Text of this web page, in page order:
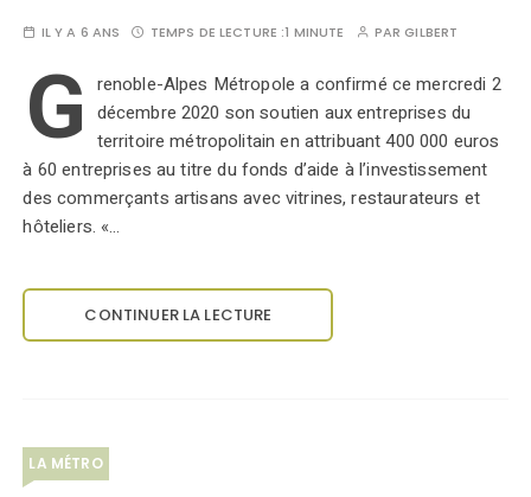
IL Y A 6 ANS TEMPS DE LECTURE :1 MINUTE PARGILBERT
G renoble-Alpes Métropole a confirmé ce mercredi 2
décembre 2020 son soutien aux entreprises du
territoire métropolitain en attribuant 400 000 euros
à 60 entreprises au titre du fonds d’aide à l’investissement
des commerçants artisans avec vitrines, restaurateurs et
hôteliers. «…
CONTINUER LA LECTURE
LA MÉTRO